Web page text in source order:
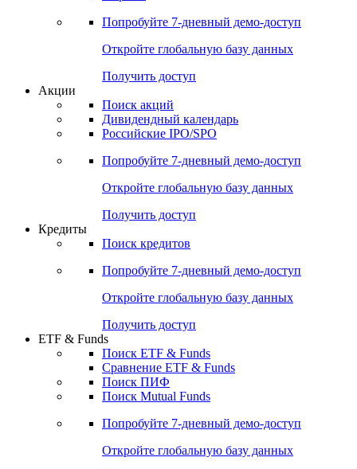
Cbonds Pages
Опросы
Попробуйте7-дневный
Откройте глобальную базу данных
Получить доступ
Поиск акций
Российские IPO/SPO
Попробуйте7-дневный
Откройте глобальную базу данных
Получить доступ
Поиск кредитов
Попробуйте7-дневный
Откройте глобальную базу данных
Получить доступ
ETF & Funds
Сравнение ETF & Funds
Поиск Mutual Funds